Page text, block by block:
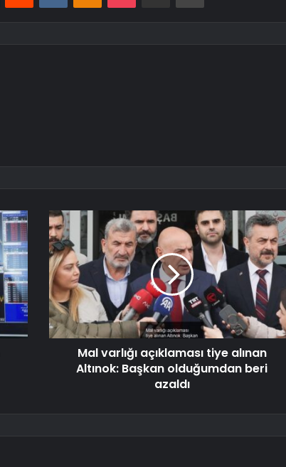
Mal varlığı açıklaması tiye alınan
Altınok: Başkan olduğumdan beri
azaldı